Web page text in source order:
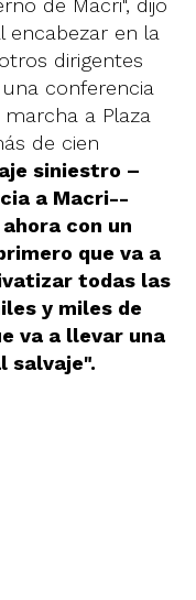
encabezar en la
dirigentes
conferencia
a Plaza
de cien
siniestro –
a Macri--
con un
que va a
todas las
y miles de
va a llevar una
salvaje".